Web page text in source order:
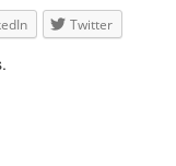
Twitter